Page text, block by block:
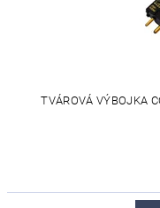
TVÁROVÁ VÝBOJKA